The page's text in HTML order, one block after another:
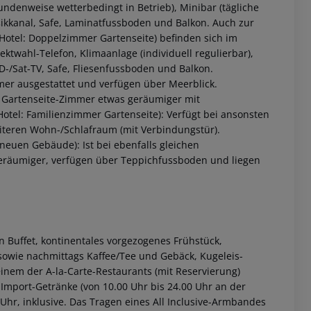
wetterbedingt in Betrieb), Minibar (tägliche
Safe, Laminatfussboden und Balkon. Auch zur
Doppelzimmer Gartenseite) befinden sich im
Telefon, Klimaanlage (individuell regulierbar),
Sat-TV, Safe, Fliesenfussboden und Balkon.
ausgestattet und verfügen über Meerblick.
Zimmer etwas geräumiger mit
Hotel: Familienzimmer Gartenseite): Verfügt bei ansonsten
Wohn-/Schlafraum (mit Verbindungstür).
Gebäude): Ist bei ebenfalls gleichen
verfügen über Teppichfussboden und liegen
kontinentales vorgezogenes Frühstück,
nachmittags Kaffee/Tee und Gebäck, Kugeleis-
der A-la-Carte-Restaurants (mit Reservierung)
Getränke (von 10.00 Uhr bis 24.00 Uhr an der
inklusive. Das Tragen eines All Inclusive-Armbandes